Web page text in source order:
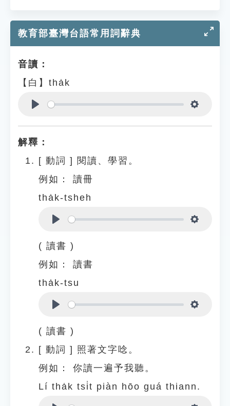
教育部臺灣台語常用詞辭典
音讀：
【白】tha̍k
解釋：
[ 動詞 ] 閱讀、學習。
例如：
讀冊
tha̍k-tsheh
( 讀書 )
例如：
讀書
tha̍k-tsu
( 讀書 )
[ 動詞 ] 照著文字唸。
例如：
你讀一遍予我聽。
Lí tha̍k tsi̍t piàn hōo guá thiann.